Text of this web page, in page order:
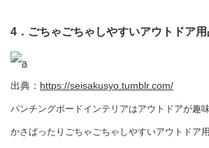
4．ごちゃごちゃしやすいアウトドア用
出典： https://seisakusyo.tumblr.com/
パンチングボードインテリアはアウトドアが趣
かさばったりごちゃごちゃしやすいアウトドア